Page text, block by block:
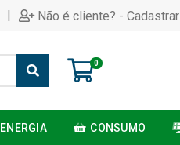
| Não é cliente? - Cadastrar
0
ENERGIA CONSUMO